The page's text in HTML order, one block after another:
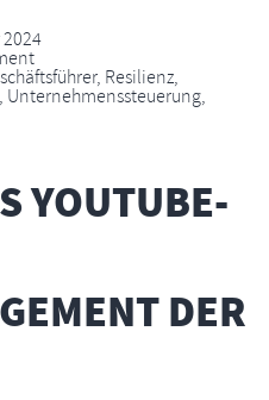
, Resilienz,
, Unternehmenssteuerung,
YOUTUBE-
DER